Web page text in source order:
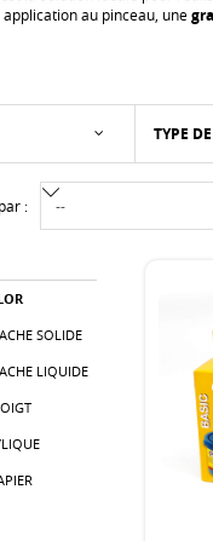
au pinceau, une
TYPE
:
SOLIDE
LIQUIDE